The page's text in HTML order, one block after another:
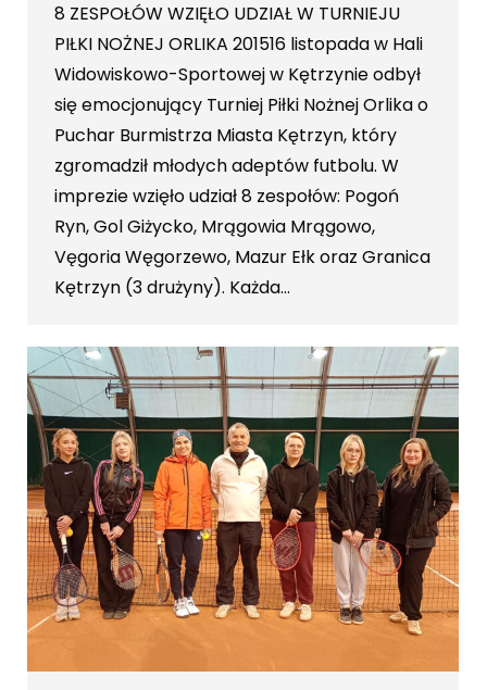
8 ZESPOŁÓW WZIĘŁO UDZIAŁ W TURNIEJU
PIŁKI NOŻNEJ ORLIKA 201516 listopada w Hali
Widowiskowo-Sportowej w Kętrzynie odbył
się emocjonujący Turniej Piłki Nożnej Orlika o
Puchar Burmistrza Miasta Kętrzyn, który
zgromadził młodych adeptów futbolu. W
imprezie wzięło udział 8 zespołów: Pogoń
Ryn, Gol Giżycko, Mrągowia Mrągowo,
Vęgoria Węgorzewo, Mazur Ełk oraz Granica
Kętrzyn (3 drużyny). Każda…